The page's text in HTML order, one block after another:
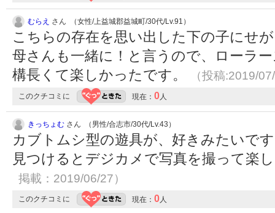
むらえ さん （女性/上益城郡益城町/30代/Lv.91）
こちらの存在を思い出した下の子にせ
母さんも一緒に！と言うので、ローラ
構長くて楽しかったです。
（投稿:2019/
このクチコミに 現在： 0人
きっちょむ さん （男性/合志市/30代/Lv.43）
カブトムシ型の遊具が、好きみたいで
見つけるとデジカメで写真を撮って楽
掲載：2019/06/27）
このクチコミに 現在： 0人